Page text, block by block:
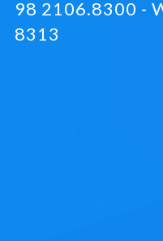
98 2106.8300 -
8313